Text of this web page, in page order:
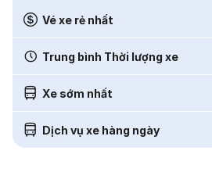
Vé xe rẻ nhất
Trung bình Thời lượng xe
Xe sớm nhất
Dịch vụ xe hàng ngày